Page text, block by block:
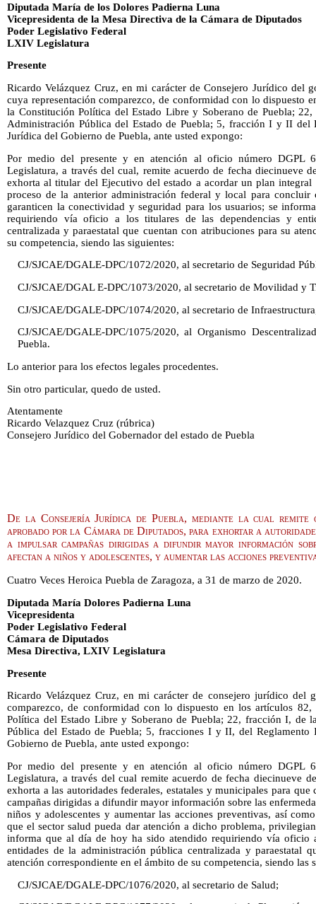
Diputada María de los Dolores Padierna Luna
Vicepresidenta de la Mesa Directiva de la Cámara de Diputados
Poder Legislativo Federal
LXIV Legislatura
Presente
Ricardo Velázquez Cruz, en mi carácter de Consejero Jurídico del
cuya representación comparezco, de conformidad con lo dispuesto
la Constitución Política del Estado Libre y Soberano de Puebla;
Administración Pública del Estado de Puebla; 5, fracción I y II del
Jurídica del Gobierno de Puebla, ante usted expongo:
Por medio del presente y en atención al oficio número DGPL
Legislatura, a través del cual, remite acuerdo de fecha diecinueve
exhorta al titular del Ejecutivo del estado a acordar un plan integral
proceso de la anterior administración federal y local para concluir
garanticen la conectividad y seguridad para los usuarios; se
requiriendo vía oficio a los titulares de las dependencias y
centralizada y paraestatal que cuentan con atribuciones para su
su competencia, siendo las siguientes:
CJ/SJCAE/DGALE-DPC/1072/2020, al secretario de Seguridad
CJ/SJCAE/DGAL E-DPC/1073/2020, al secretario de Movilidad y
CJ/SJCAE/DGALE-DPC/1074/2020, al secretario de
CJ/SJCAE/DGALE-DPC/1075/2020, al Organismo
Puebla.
Lo anterior para los efectos legales procedentes.
Sin otro particular, quedo de usted.
Atentamente
Ricardo Velazquez Cruz (rúbrica)
Consejero Jurídico del Gobernador del estado de Puebla
De la Consejería Jurídica de Puebla, mediante la cual remite
aprobado por la Cámara de Diputados, para exhortar a
a impulsar campañas dirigidas a difundir mayor información
afectan a niños y adolescentes, y aumentar las acciones
Cuatro Veces Heroica Puebla de Zaragoza, a 31 de marzo de 2020.
Diputada María Dolores Padierna Luna
Vicepresidenta
Poder Legislativo Federal
Cámara de Diputados
Mesa Directiva, LXIV Legislatura
Presente
Ricardo Velázquez Cruz, en mi carácter de consejero jurídico del
comparezco, de conformidad con lo dispuesto en los artículos
Política del Estado Libre y Soberano de Puebla; 22, fracción I, de
Pública del Estado de Puebla; 5, fracciones I y II, del Reglamento
Gobierno de Puebla, ante usted expongo:
Por medio del presente y en atención al oficio número DGPL
Legislatura, a través del cual remite acuerdo de fecha diecinueve
exhorta a las autoridades federales, estatales y municipales para
campañas dirigidas a difundir mayor información sobre las
niños y adolescentes y aumentar las acciones preventivas, así
que el sector salud pueda dar atención a dicho problema,
informa que al día de hoy ha sido atendido requiriendo vía oficio
entidades de la administración pública centralizada y paraestatal
atención correspondiente en el ámbito de su competencia, siendo las
CJ/SJCAE/DGALE-DPC/1076/2020, al secretario de Salud;